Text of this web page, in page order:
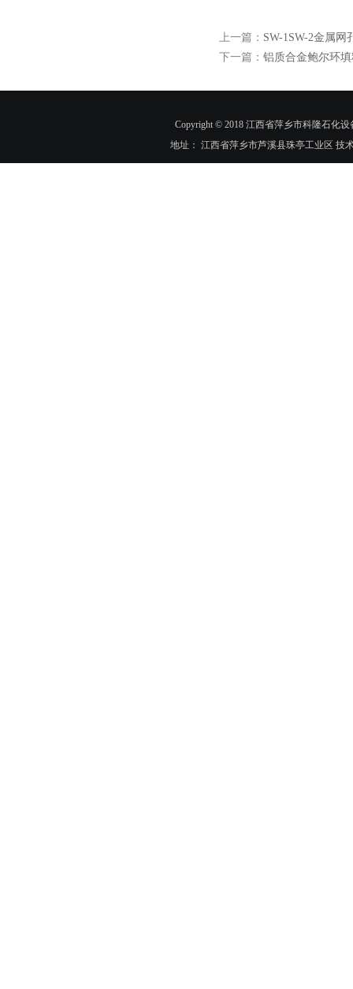
上一篇： SW-1SW-2金属
下一篇： 铝质合金鲍尔环
Copyright © 2018 江西省萍乡市科隆石化
地址： 江西省萍乡市芦溪县珠亭工业区 技